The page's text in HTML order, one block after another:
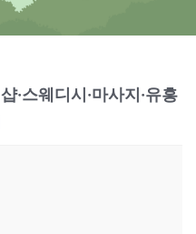
·스웨디시·마사지·유흥